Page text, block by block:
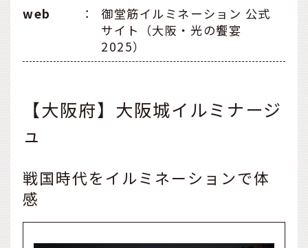
web
：
御堂筋イルミネーション 公式
サイト（大阪・光の饗宴
2025）
【大阪府】大阪城イルミナージ
ュ
戦国時代をイルミネーションで体
感